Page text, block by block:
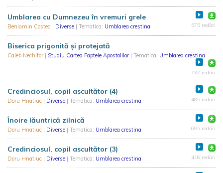
Umblarea cu Dumnezeu în vremuri grele
Beniamin Costea | Diverse | Tematica: Umblarea crestina 575 redări
Biserica prigonită și protejată
Caleb Nechifor | Studiu Cartea Faptele Apostolilor | Tematica: Umblarea crestina
737 redări
Credinciosul, copil ascultător (4)
Doru Hnatiuc | Diverse | Tematica: Umblarea crestina 485 redări
Înoire lăuntrică zilnică
Doru Hnatiuc | Diverse | Tematica: Umblarea crestina 695 redări
Credinciosul, copil ascultător (3)
Doru Hnatiuc | Diverse | Tematica: Umblarea crestina 416 redări